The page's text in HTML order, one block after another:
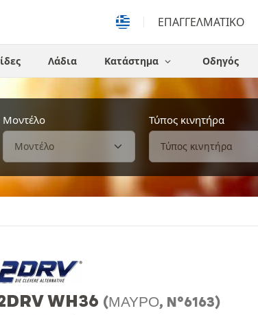
ΕΠΑΓΓΕΛΜΑΤΙΚΟ
Λάδια Κατάστημα Οδηγός
Μοντέλο Τύπος κινητήρα
WH36 (ΜΑΎΡΟ, N°6163)